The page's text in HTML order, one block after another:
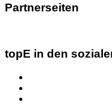
Partnerseiten
topE in den